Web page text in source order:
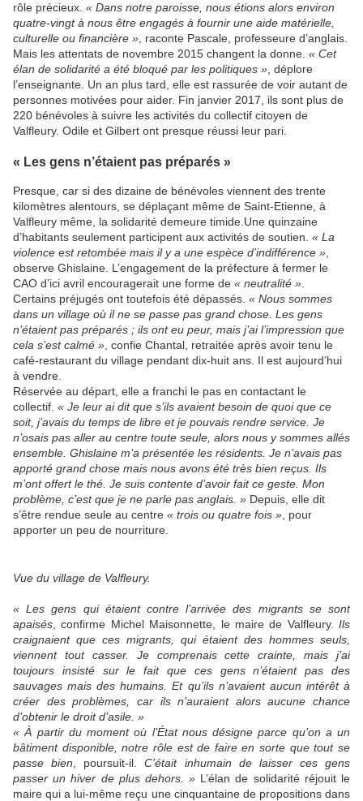
rôle précieux. « Dans notre paroisse, nous étions alors environ
quatre-vingt à nous être engagés à fournir une aide matérielle,
culturelle ou financière » , raconte Pascale, professeure d’anglais.
Mais les attentats de novembre 2015 changent la donne. « Cet
élan de solidarité a été bloqué par les politiques » , déplore
l’enseignante. Un an plus tard, elle est rassurée de voir autant de
personnes motivées pour aider. Fin janvier 2017, ils sont plus de
220 bénévoles à suivre les activités du collectif citoyen de
Valfleury. Odile et Gilbert ont presque réussi leur pari.
« Les gens n’étaient pas préparés »
Presque, car si des dizaine de bénévoles viennent des trente
kilomètres alentours, se déplaçant même de Saint-Etienne, à
Valfleury même, la solidarité demeure timide.Une quinzaine
d’habitants seulement participent aux activités de soutien. « La
violence est retombée mais il y a une espèce d’indifférence »
observe Ghislaine. L’engagement de la préfecture à fermer le
CAO d’ici avril encouragerait une forme de « neutralité »
Certains préjugés ont toutefois été dépassés. « Nous sommes
dans un village où il ne se passe pas grand chose. Les gens
n’étaient pas préparés ; ils ont eu peur, mais j’ai l’impression que
cela s’est calmé » , confie Chantal, retraitée après avoir tenu le
café-restaurant du village pendant dix-huit ans. Il est aujourd’hui
à vendre.
Réservée au départ, elle a franchi le pas en contactant le
collectif. « Je leur ai dit que s’ils avaient besoin de quoi que ce
soit, j’avais du temps de libre et je pouvais rendre service. Je
n’osais pas aller au centre toute seule, alors nous y sommes allés
ensemble. Ghislaine m’a présentée les résidents. Je n’avais pas
apporté grand chose mais nous avons été très bien reçus. Ils
m’ont offert le thé. Je suis contente d’avoir fait ce geste. Mon
problème, c’est que je ne parle pas anglais. » Depuis, elle dit
s’être rendue seule au centre « trois ou quatre fois » , pour
apporter un peu de nourriture.
Vue du village de Valfleury.
« Les gens qui étaient contre l’arrivée des migrants se sont
apaisés , confirme Michel Maisonnette, le maire de Valfleury. Ils
craignaient que ces migrants, qui étaient des hommes seuls,
viennent tout casser. Je comprenais cette crainte, mais j’ai
toujours insisté sur le fait que ces gens n’étaient pas des
sauvages mais des humains. Et qu’ils n’avaient aucun intérêt à
créer des problèmes, car ils n’auraient alors aucune chance
d’obtenir le droit d’asile. »
« À partir du moment où l’État nous désigne parce qu’on a un
bâtiment disponible, notre rôle est de faire en sorte que tout se
passe bien , poursuit-il.C’était inhumain de laisser ces gens
passer un hiver de plus dehors. » L’élan de solidarité réjouit le
maire qui a lui-même reçu une cinquantaine de propositions dans